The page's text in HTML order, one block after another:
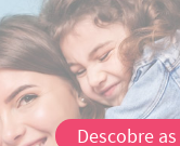
Descobre